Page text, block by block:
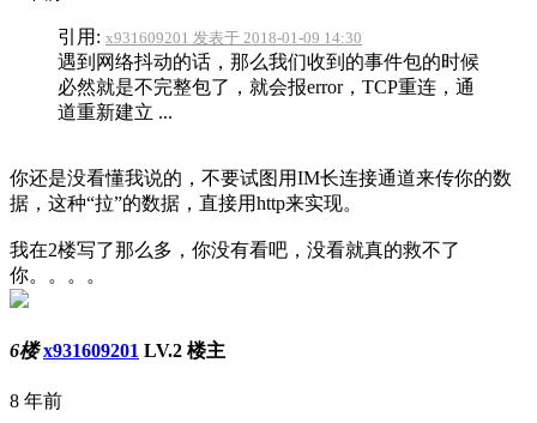
引用: x931609201 发表于 2018-01-09 14:30
遇到网络抖动的话，那么我们收到的事件包的时候
必然就是不完整包了，就会报error，TCP重连，通
道重新建立 ...
你还是没看懂我说的，不要试图用IM长连接通道来传你的数
据，这种“拉”的数据，直接用http来实现。
我在2楼写了那么多，你没有看吧，没看就真的救不了
你。。。。
6楼 x931609201 LV.2 楼主
8 年前